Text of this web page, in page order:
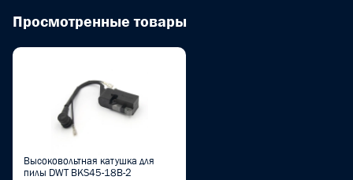
Просмотренные товары
Высоковольтная катушка для
пилы DWT BKS45-18B-2